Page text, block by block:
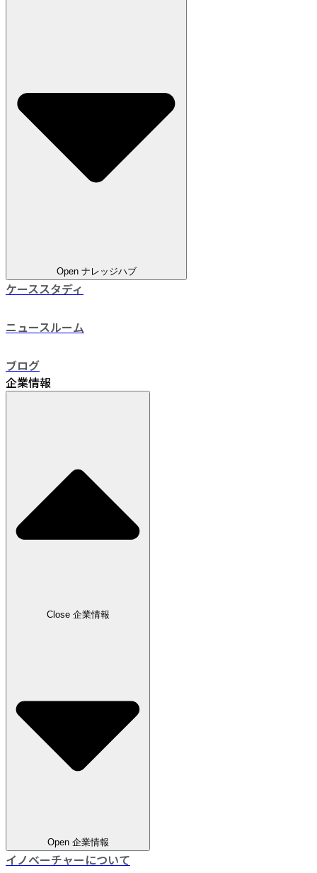
Open ナレッジハブ
ケーススタディ
ニュースルーム
ブログ
企業情報
Close 企業情報
Open 企業情報
イノベーチャーについて